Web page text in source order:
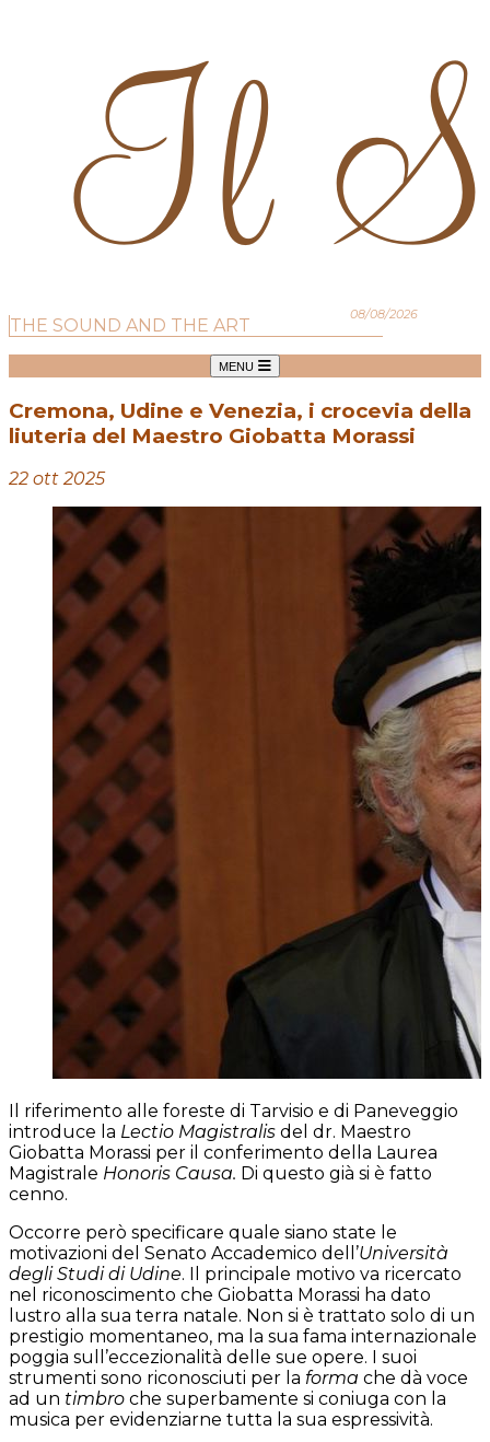
08/08/2026
THE SOUND AND THE ART
MENU
Cremona, Udine e Venezia, i crocevia della
liuteria del Maestro Giobatta Morassi
22 ott 2025
Il riferimento alle foreste di Tarvisio e di Paneveggio
introduce la Lectio Magistralis del dr. Maestro
Giobatta Morassi per il conferimento della Laurea
Magistrale Honoris Causa. Di questo già si è fatto
cenno.
Occorre però specificare quale siano state le
motivazioni del Senato Accademico dell’Università
degli Studi di Udine. Il principale motivo va ricercato
nel riconoscimento che Giobatta Morassi ha dato
lustro alla sua terra natale. Non si è trattato solo di un
prestigio momentaneo, ma la sua fama internazionale
poggia sull’eccezionalità delle sue opere. I suoi
strumenti sono riconosciuti per la forma che dà voce
ad un timbro che superbamente si coniuga con la
musica per evidenziarne tutta la sua espressività.